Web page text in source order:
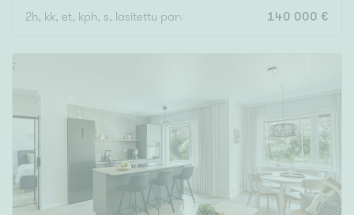
2h, kk, et, kph, s, lasitettu parveke 140 000 €